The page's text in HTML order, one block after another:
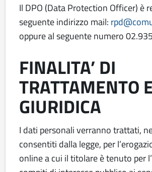
Il DPO (Data Protection Officer) è
seguente indirizzo mail:
oppure al seguente numero
FINALITA’ DI
TRATTAMENTO
GIURIDICA
I dati personali verranno trattati,
consentiti dalla legge, per
online a cui il titolare è tenuto per